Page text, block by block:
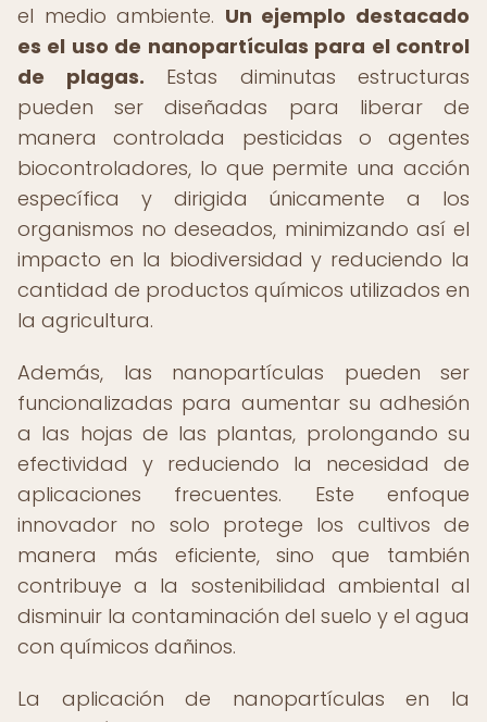
el medio ambiente. Un ejemplo destacado
es el uso de nanopartículas para el control
de plagas. Estas diminutas estructuras
pueden ser diseñadas para liberar de
manera controlada pesticidas o agentes
biocontroladores, lo que permite una acción
específica y dirigida únicamente a los
organismos no deseados, minimizando así el
impacto en la biodiversidad y reduciendo la
cantidad de productos químicos utilizados en
la agricultura.
Además, las nanopartículas pueden ser
funcionalizadas para aumentar su adhesión
a las hojas de las plantas, prolongando su
efectividad y reduciendo la necesidad de
aplicaciones frecuentes. Este enfoque
innovador no solo protege los cultivos de
manera más eficiente, sino que también
contribuye a la sostenibilidad ambiental al
disminuir la contaminación del suelo y el agua
con químicos dañinos.
La aplicación de nanopartículas en la